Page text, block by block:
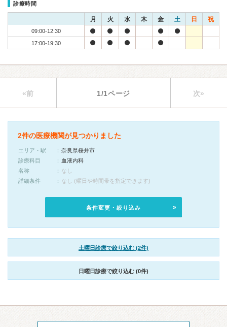
診療時間
月 火 水 木 金 土 日 祝
09:00-12:30
17:00-19:30
«前 1/1ページ 次»
2件の医療機関が見つかりました
エリア・駅
奈良県桜井市
診療科目
血液内科
名称
なし
詳細条件
なし (曜日や時間帯を指定できます)
条件変更・絞り込み
土曜日診療で絞り込む (2件)
日曜日診療で絞り込む (0件)